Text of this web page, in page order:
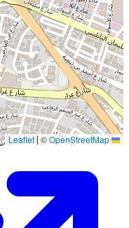
©OpenStreetMap